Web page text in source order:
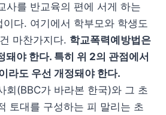
사를 반교육의 편에 서게 하는
이다. 여기에서 학부모와 학생도
마찬가지다. 학교폭력예방법은
돼야 한다. 특히 위 2의 관점에서
라도 우선 개정돼야 한다.
회(BBC가 바라본 한국)와 그 초
토대를 구성하는 피 말리는 초